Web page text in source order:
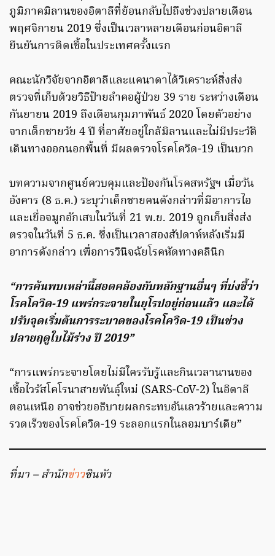
ภูมิภาคมิลานของอิตาลีที่ย้อนกลับไปถึงช่วงปลายเดือน
พฤศจิกายน 2019 ซึ่งเป็นเวลาหลายเดือนก่อนอิตาลี
ยืนยันการติดเชื้อในประเทศครั้งแรก
คณะนักวิจัยจากอิตาลีและแคนาดาได้วิเคราะห์สิ่งส่ง
ตรวจที่เก็บด้วยวิธีป้ายลำคอผู้ป่วย 39 ราย ระหว่างเดือน
กันยายน 2019 ถึงเดือนกุมภาพันธ์ 2020 โดยตัวอย่าง
จากเด็กชายวัย 4 ปี ที่อาศัยอยู่ใกล้มิลานและไม่มีประวัติ
เดินทางออกนอกพื้นที่ มีผลตรวจโรคโควิด-19 เป็นบวก
บทความจากศูนย์ควบคุมและป้องกันโรคสหรัฐฯ เมื่อวัน
อังคาร (8 ธ.ค.) ระบุว่าเด็กชายคนดังกล่าวที่มีอาการไอ
และเยื่อจมูกอักเสบในวันที่ 21 พ.ย. 2019 ถูกเก็บสิ่งส่ง
ตรวจในวันที่ 5 ธ.ค. ซึ่งเป็นเวลาสองสัปดาห์หลังเริ่มมี
อาการดังกล่าว เพื่อการวินิจฉัยโรคหัดทางคลินิก
“การค้นพบเหล่านี้สอดคล้องกับหลักฐานอื่นๆ ที่บ่งชี้ว่า
โรคโควิด-19 แพร่กระจายในยุโรปอยู่ก่อนแล้ว และได้
ปรับจุดเริ่มต้นการระบาดของโรคโควิด-19 เป็นช่วง
ปลายฤดูใบไม้ร่วง ปี 2019”
“การแพร่กระจายโดยไม่มีใครรับรู้และกินเวลานานของ
เชื้อไวรัสโคโรนาสายพันธุ์ใหม่ (SARS-CoV-2) ในอิตาลี
ตอนเหนือ อาจช่วยอธิบายผลกระทบอันเลวร้ายและความ
รวดเร็วของโรคโควิด-19 ระลอกแรกในลอมบาร์เดีย”
ที่มา – สำนักข่าวซินหัว